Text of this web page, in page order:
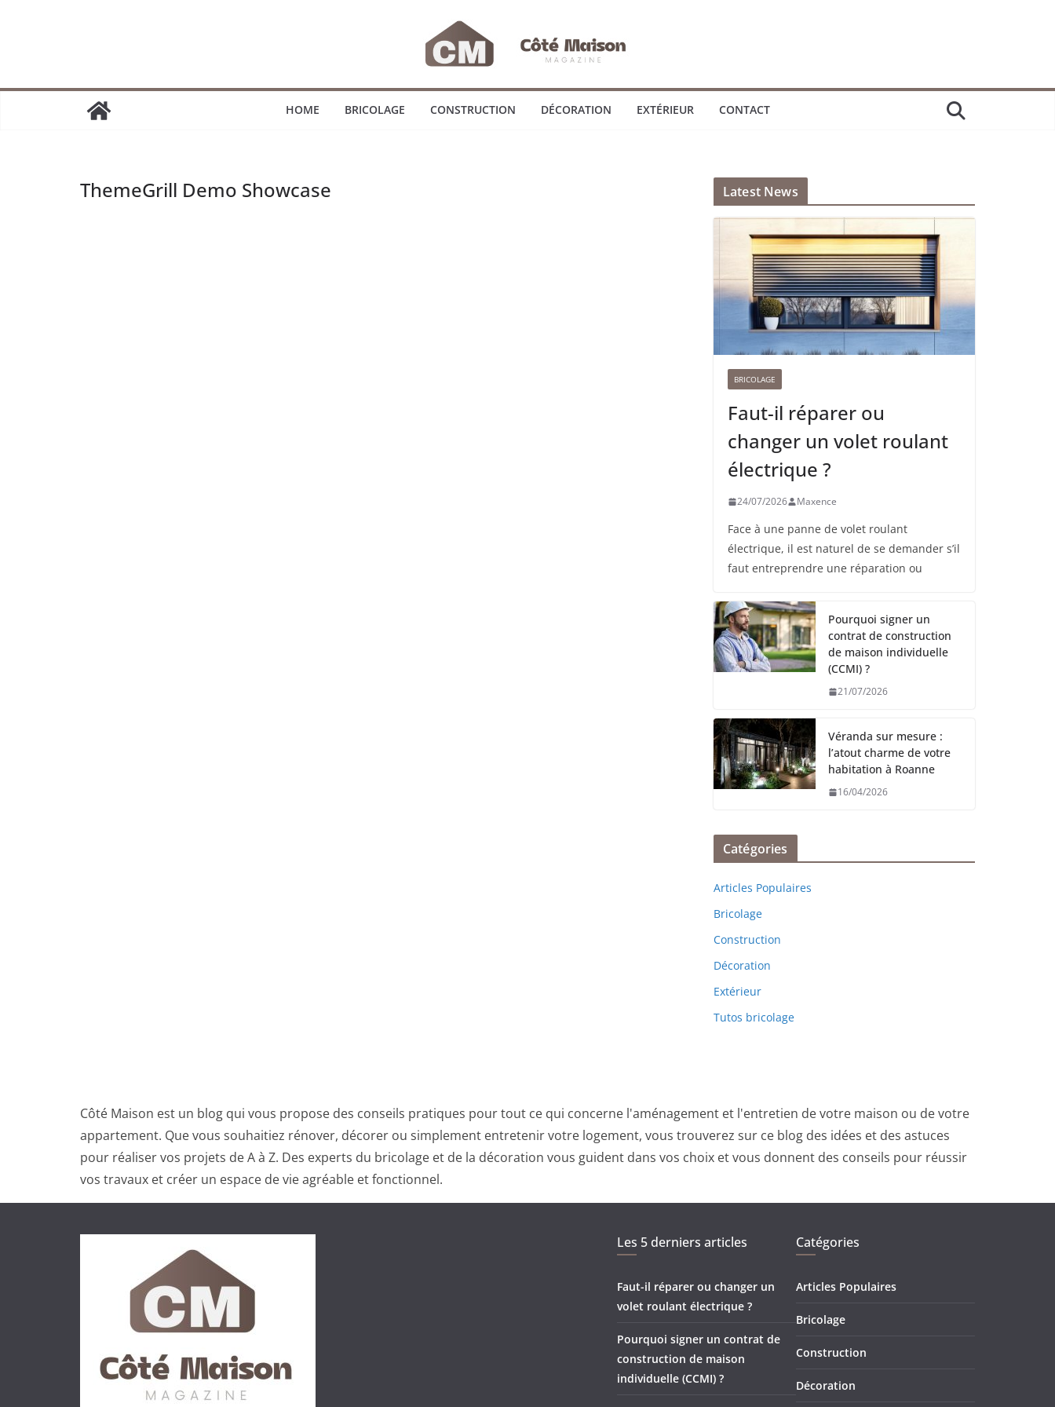
HOME BRICOLAGE CONSTRUCTION DÉCORATION EXTÉRIEUR CONTACT
ThemeGrill Demo Showcase Latest News
BRICOLAGE
Faut-il réparer ou
changer un volet roulant
électrique ?
24/07/2026 Maxence
Face à une panne de volet roulant
électrique, il est naturel de se demander s’il
faut entreprendre une réparation ou
Pourquoi signer un
contrat de construction
de maison individuelle
(CCMI) ?
21/07/2026
Véranda sur mesure :
l’atout charme de votre
habitation à Roanne
16/04/2026
Catégories
Articles Populaires
Bricolage
Construction
Décoration
Extérieur
Tutos bricolage
Côté Maison est un blog qui vous propose des conseils pratiques pour tout ce qui concerne l'aménagement et l'entretien de votre maison ou de votre
appartement. Que vous souhaitiez rénover, décorer ou simplement entretenir votre logement, vous trouverez sur ce blog des idées et des astuces
pour réaliser vos projets de A à Z. Des experts du bricolage et de la décoration vous guident dans vos choix et vous donnent des conseils pour réussir
vos travaux et créer un espace de vie agréable et fonctionnel.
Les 5 derniers articles
Faut-il réparer ou changer un
volet roulant électrique ?
Pourquoi signer un contrat de
construction de maison
individuelle (CCMI) ?
Catégories
Articles Populaires
Bricolage
Construction
Décoration